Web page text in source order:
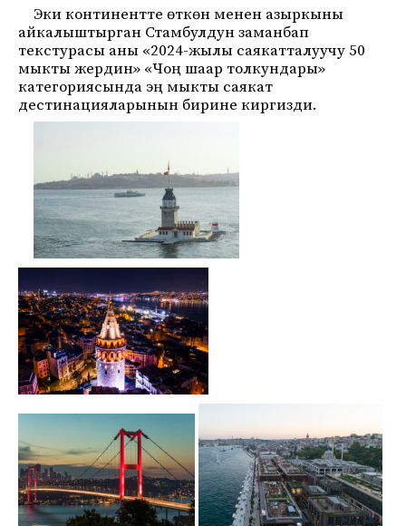
Эки континентте өткөн менен азыркыны
айкалыштырган Стамбулдун заманбап
текстурасы аны «2024-жылы саякатталуучу 50
мыкты жердин» «Чоң шаар толкундары»
категориясында эң мыкты саякат
дестинацияларынын бирине киргизди.